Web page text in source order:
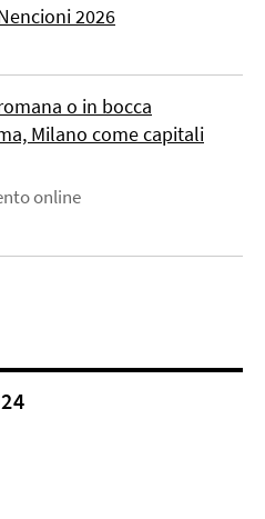
2026
o in bocca
Milano come capitali
online